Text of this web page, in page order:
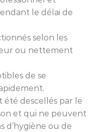
le délai de
selon les
ou nettement
de se
été descellés par le
et qui ne peuvent
d’hygiène ou de